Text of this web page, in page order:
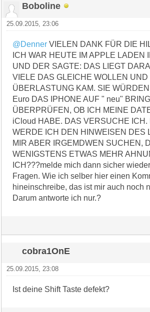
Boboline
25.09.2015, 23:06
@Denner VIELEN DANK FÜR DIE
ICH WAR HEUTE IM APPLE LADEN
UND DER SAGTE: DAS LIEGT
VIELE DAS GLEICHE WOLLEN
ÜBERLASTUNG KAM. SIE
Euro DAS IPHONE AUF " neu"
ÜBERPRÜFEN, OB ICH MEINE
iCloud HABE. DAS VERSUCHE ICH.
WERDE ICH DEN HINWEISEN DES
MIR ABER IRGEMDWEN SUCHEN,
WENIGSTENS ETWAS MEHR
ICH???melde mich dann sicher
Fragen. Wie ich selber hier einen
hineinschreibe, das ist mir auch noch
Darum antworte ich nur.?
cobra1OnE
25.09.2015, 23:08
Ist deine Shift Taste defekt?